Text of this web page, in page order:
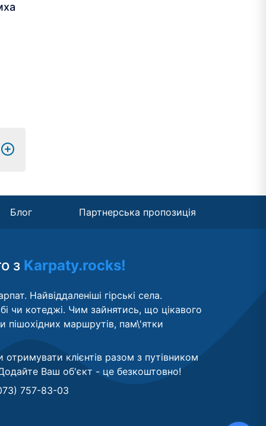
Блог Партнерська пропозиція
з Karpaty.rocks!
Найвіддаленіші гірські села.
чи котеджі. Чим зайнятись, що цікавого
пішохідних маршрутів, пам\'ятки
клієнтів разом з путівником
Ваш об'єкт - це безкоштовно!
757-83-03